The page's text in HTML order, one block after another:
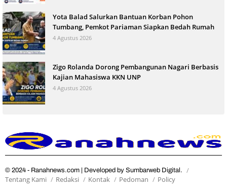
Yota Balad Salurkan Bantuan Korban Pohon
Tumbang, Pemkot Pariaman Siapkan Bedah Rumah
4 Agustus 2026
Zigo Rolanda Dorong Pembangunan Nagari Berbasis
Kajian Mahasiswa KKN UNP
4 Agustus 2026
© 2024 - Ranahnews.com | Developed by Sumbarweb Digital.
Tentang Kami Redaksi Kontak Pedoman Policy